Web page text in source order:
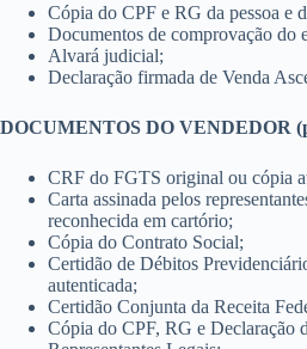
Cópia do CPF e RG da pessoa e
Documentos de comprovação do
Alvará judicial;
Declaração firmada de Venda
DOCUMENTOS DO VENDEDOR
CRF do FGTS original ou cópia
Carta assinada pelos
reconhecida em cartório;
Cópia do Contrato Social;
Certidão de Débitos
autenticada;
Certidão Conjunta da Receita
Cópia do CPF, RG e Declaração